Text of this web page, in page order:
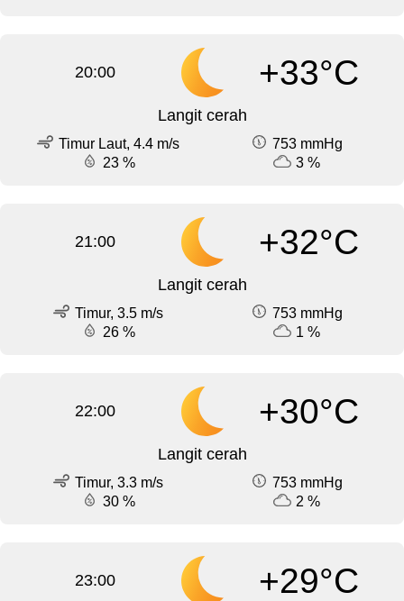
20:00 +33°C
Langit cerah
Timur Laut, 4.4 m/s
753 mmHg
23 %
3 %
21:00 +32°C
Langit cerah
Timur, 3.5 m/s
753 mmHg
26 %
1 %
22:00 +30°C
Langit cerah
Timur, 3.3 m/s
753 mmHg
30 %
2 %
23:00 +29°C